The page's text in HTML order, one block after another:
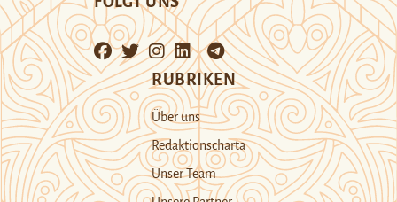
RUBRIKEN
Über uns
Redaktionscharta
Unser Team